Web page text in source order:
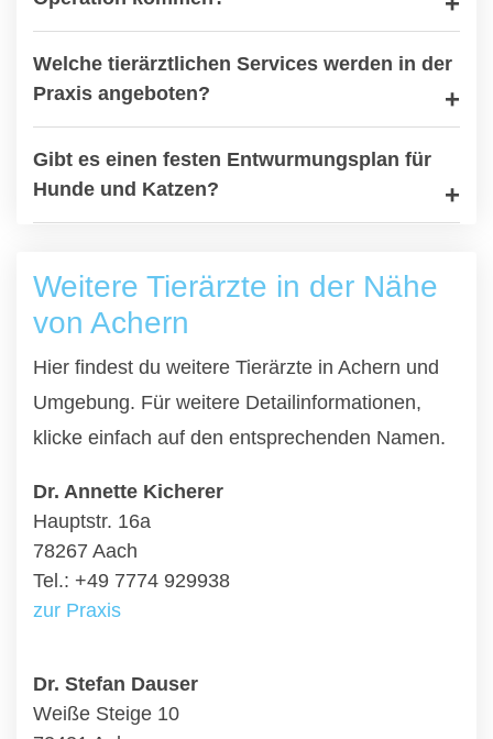
Welche tierärztlichen Services werden in der
Praxis angeboten?
Gibt es einen festen Entwurmungsplan für
Hunde und Katzen?
Weitere Tierärzte in der Nähe
von Achern
Hier findest du weitere Tierärzte in Achern und
Umgebung. Für weitere Detailinformationen,
klicke einfach auf den entsprechenden Namen.
Dr. Annette Kicherer
Hauptstr. 16a
78267 Aach
Tel.: +49 7774 929938
zur Praxis
Dr. Stefan Dauser
Weiße Steige 10